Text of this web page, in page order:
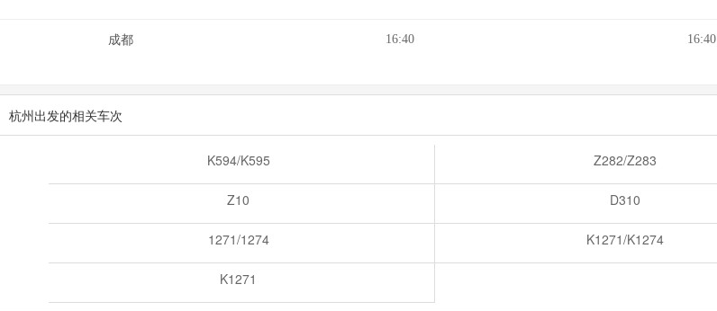
成都 16:40 16:40
杭州出发的相关车次
K594/K595 Z282/Z283
Z10 D310
1271/1274 K1271/K1274
K1271